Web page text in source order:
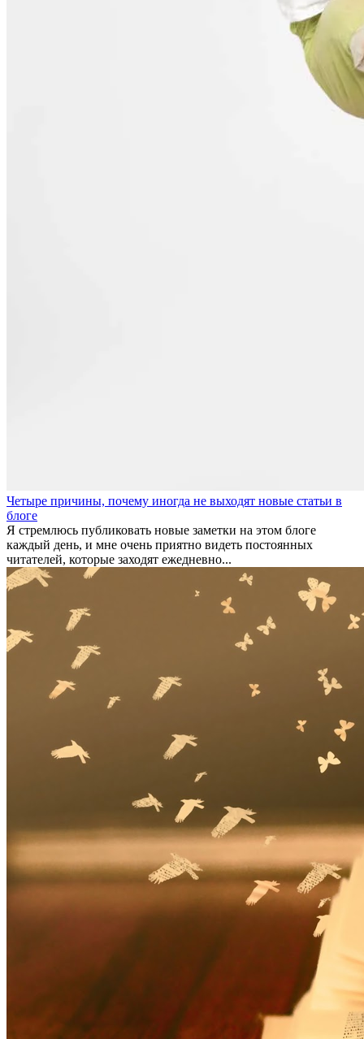
Четыре причины, почему иногда не выходят новые статьи в
блоге
Я стремлюсь публиковать новые заметки на этом блоге
каждый день, и мне очень приятно видеть постоянных
читателей, которые заходят ежедневно...